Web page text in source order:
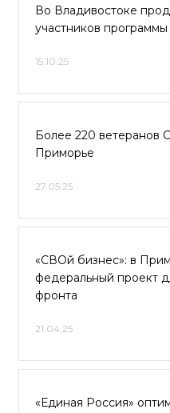
Во Владивостоке
участников
15.10.25
Более 220 ветеранов
Приморье
27.05.25
«СВОй бизнес»: в
федеральный проект
фронта
21.04.25
«Единая Россия»